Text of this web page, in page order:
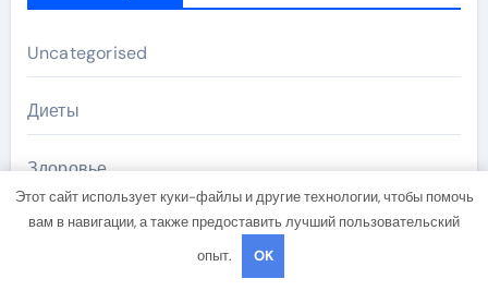
Uncategorised
Диеты
Здоровье
Мода и красота
Этот сайт использует куки-файлы и другие технологии, чтобы помочь
вам в навигации, а также предоставить лучший пользовательский
опыт.
OK